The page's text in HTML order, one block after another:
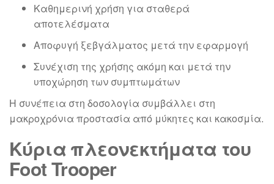
Καθημερινή χρήση για σταθερά
αποτελέσματα
Αποφυγή ξεβγάλματος μετά την εφαρμογή
Συνέχιση της χρήσης ακόμη και μετά την
υποχώρηση των συμπτωμάτων
Η συνέπεια στη δοσολογία συμβάλλει στη
μακροχρόνια προστασία από μύκητες και κακοσμία.
Κύρια πλεονεκτήματα του
Foot Trooper